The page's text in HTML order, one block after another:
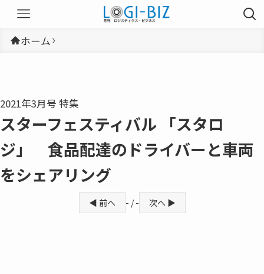
ホーム
2021年3月号 特集
スターフェスティバル 「スタロ
ジ」 食品配達のドライバーと車両
をシェアリング
◀ 前へ - / - 次へ ▶